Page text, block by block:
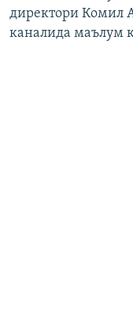
директори Комил
каналида маълум